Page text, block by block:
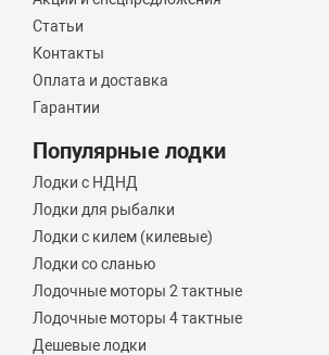
Статьи
Контакты
Оплата и доставка
Гарантии
Популярные лодки
Лодки с НДНД
Лодки для рыбалки
Лодки с килем (килевые)
Лодки со сланью
Лодочные моторы 2 тактные
Лодочные моторы 4 тактные
Дешевые лодки